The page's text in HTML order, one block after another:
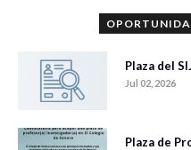
Plaza del
Jul 02, 2026
Plaza de